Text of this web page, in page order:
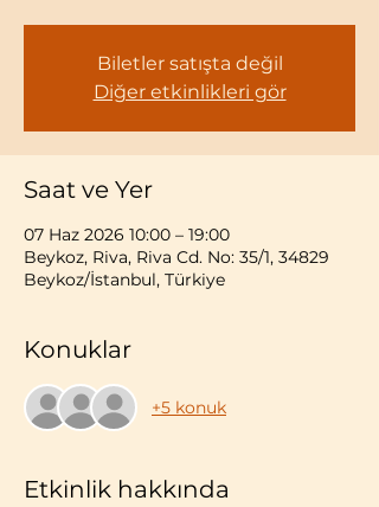
Biletler satışta değil
Diğer etkinlikleri gör
Saat ve Yer
07 Haz 2026 10:00 – 19:00
Beykoz, Riva, Riva Cd. No: 35/1, 34829
Beykoz/İstanbul, Türkiye
Konuklar
+5 konuk
Etkinlik hakkında